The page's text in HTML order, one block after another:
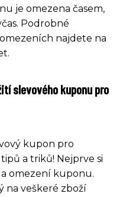
je omezena časem,
Podrobné
najdete na
slevového kuponu pro
kupon pro
a triků! Nejprve si
omezení kuponu.
na veškeré zboží